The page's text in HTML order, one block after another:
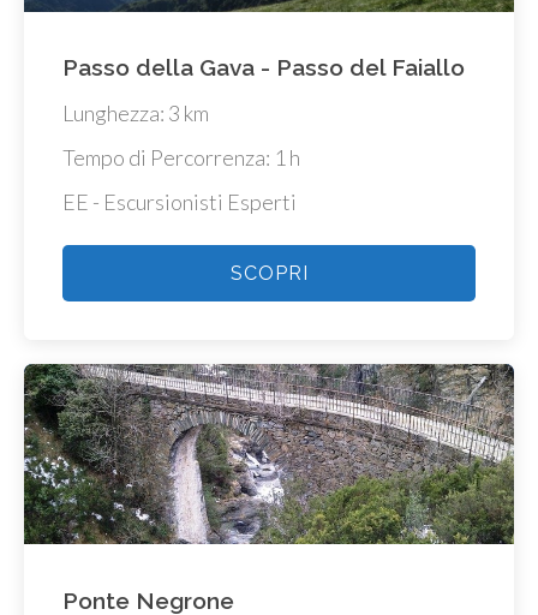
Passo della Gava - Passo del Faiallo
Lunghezza: 3 km
Tempo di Percorrenza: 1 h
EE - Escursionisti Esperti
SCOPRI
Ponte Negrone